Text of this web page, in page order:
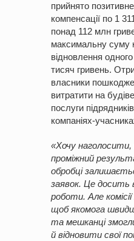
прийнято
компенсації по 1
понад 112 млн
максимальну суму
відновлення
тисяч гривень.
власники
витратити на
послуги
компаніях-
«Хочу
проміжний
обробці
заявок. Це досить
роботи. Але
щоб якомога
та мешканці
й відновити свої